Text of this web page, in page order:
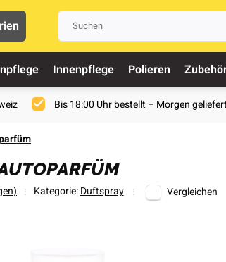
Innenpflege Polieren
Bis 18:00 Uhr bestellt – Morgen geliefert
Kategorie:Duftspray Vergleichen